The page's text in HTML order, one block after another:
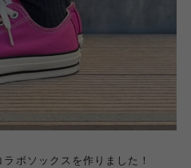
ボソックスを作りました！